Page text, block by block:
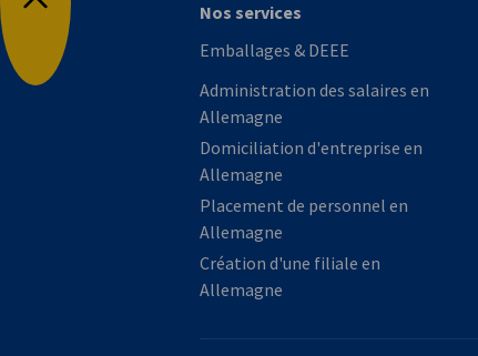
Retour en haut
Nos services
Emballages & DEEE
Administration des salaires en
Allemagne
Domiciliation d'entreprise en
Allemagne
Placement de personnel en
Allemagne
Création d'une filiale en
Allemagne